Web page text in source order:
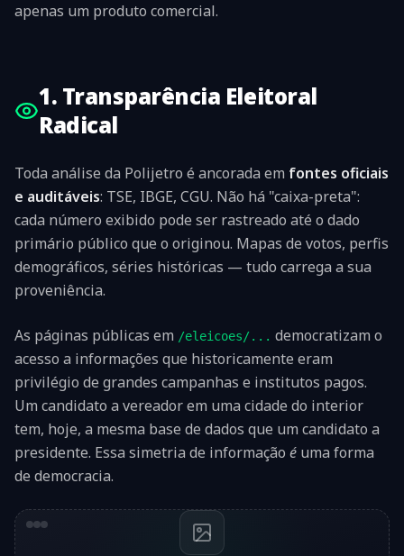
apenas um produto comercial.
1. Transparência Eleitoral
Radical
Toda análise da Polijetro é ancorada em fontes oficiais
e auditáveis: TSE, IBGE, CGU. Não há "caixa-preta":
cada número exibido pode ser rastreado até o dado
primário público que o originou. Mapas de votos, perfis
demográficos, séries históricas — tudo carrega a sua
proveniência.
As páginas públicas em /eleicoes/... democratizam o
acesso a informações que historicamente eram
privilégio de grandes campanhas e institutos pagos.
Um candidato a vereador em uma cidade do interior
tem, hoje, a mesma base de dados que um candidato a
presidente. Essa simetria de informação é uma forma
de democracia.